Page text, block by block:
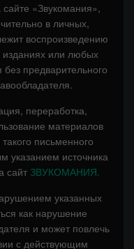
«Звукомания»,
в личных,
воспроизведению
изданиях или любых
предварительного
переработка,
материалов
письменного
указанием источника
сайт ЗВУКОМАНИЯ.
указанных
как нарушение
и может повлечь
с действующим